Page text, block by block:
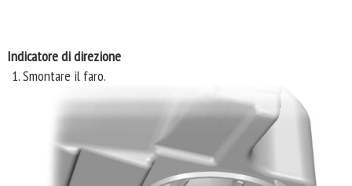
Indicatore di direzione
Smontare il faro.